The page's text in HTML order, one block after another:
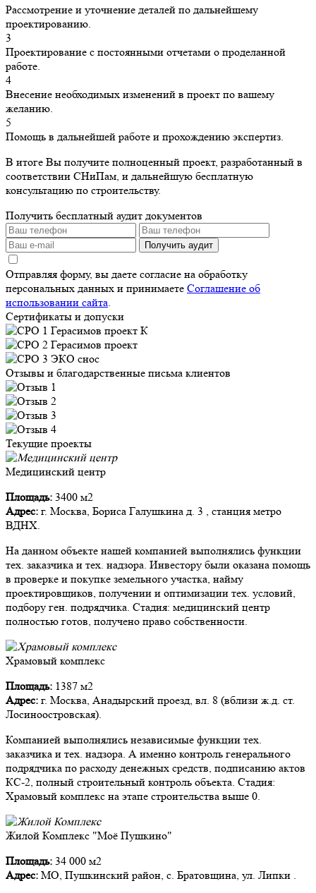
Рассмотрение и уточнение деталей по дальнейшему
проектированию.
3
Проектирование с постоянными отчетами о проделанной
работе.
4
Внесение необходимых изменений в проект по вашему
желанию.
5
Помощь в дальнейшей работе и прохождению экспертиз.
В итоге Вы получите полноценный проект, разработанный в
соответствии СНиПам, и дальнейшую бесплатную
консультацию по строительству.
Получить бесплатный аудит документов
Получить аудит
Отправляя форму, вы даете согласие на обработку
персональных данных и принимаете Соглашение об
использовании сайта.
Сертификаты и допуски
Отзывы и благодарственные письма клиентов
Текущие проекты
Медицинский центр
Площадь: 3400 м2
Адрес: г. Москва, Бориса Галушкина д. 3 , станция метро
ВДНХ.
На данном объекте нашей компанией выполнялись функции
тех. заказчика и тех. надзора. Инвестору были оказана помощь
в проверке и покупке земельного участка, найму
проектировщиков, получении и оптимизации тех. условий,
подбору ген. подрядчика. Стадия: медицинский центр
полностью готов, получено право собственности.
Храмовый комплекс
Площадь: 1387 м2
Адрес: г. Москва, Анадырский проезд, вл. 8 (вблизи ж.д. ст.
Лосиноостровская).
Компанией выполнялись независимые функции тех.
заказчика и тех. надзора. А именно контроль генерального
подрядчика по расходу денежных средств, подписанию актов
КС-2, полный строительный контроль объекта. Стадия:
Храмовый комплекс на этапе строительства выше 0.
Жилой Комплекс "Моё Пушкино"
Площадь: 34 000 м2
Адрес: МО, Пушкинский район, с. Братовщина, ул. Липки .